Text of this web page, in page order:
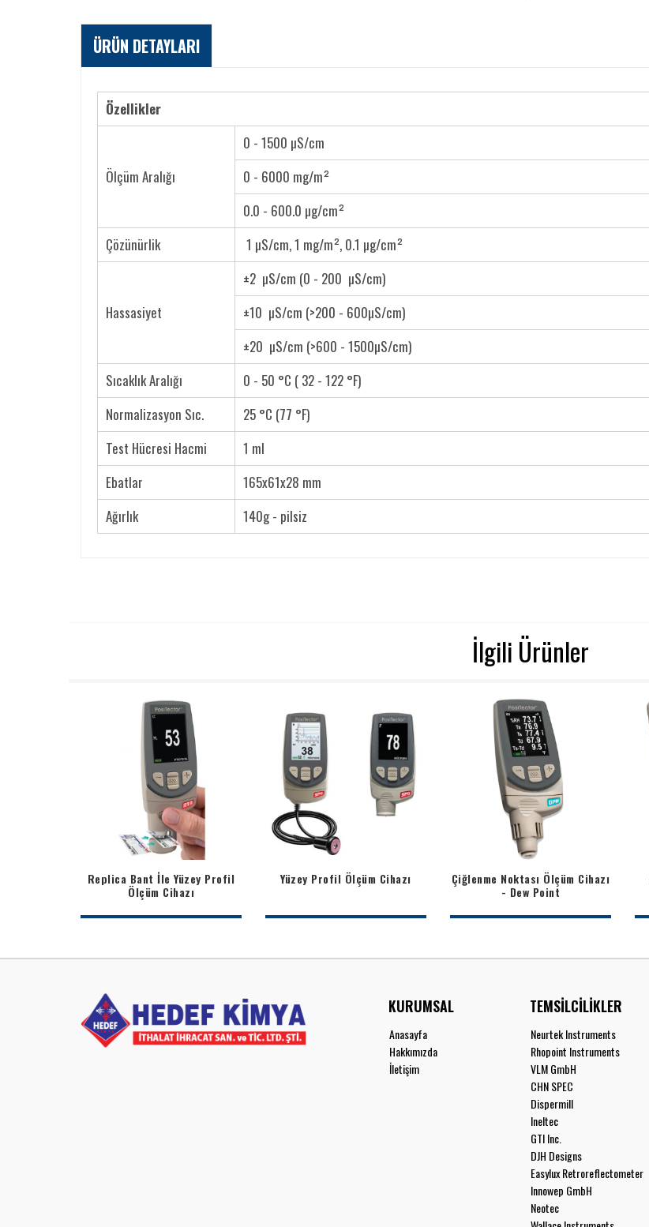
ÜRÜN DETAYLARI
Özellikler
Ölçüm Aralığı
0 - 1500 µS/cm
0 - 6000 mg/m²
0.0 - 600.0 µg/cm²
Çözünürlik
1 µS/cm, 1 mg/m², 0.1 µg/cm²
Hassasiyet
±2 µS/cm (0 - 200 µS/cm)
±10 µS/cm (>200 - 600µS/cm)
±20 µS/cm (>600 - 1500µS/cm)
Sıcaklık Aralığı
0 - 50 °C ( 32 - 122 °F)
Normalizasyon Sıc.
25 °C (77 °F)
Test Hücresi Hacmi
1 ml
Ebatlar
165x61x28 mm
Ağırlık
140g - pilsiz
İlgili Ürünler
Replica Bant İle Yüzey Profil
Ölçüm Cihazı
Yüzey Profil Ölçüm Cihazı
Çiğlenme Noktası Ölçüm Cihazı
- Dew Point
KURUMSAL
Anasayfa
Hakkımızda
İletişim
TEMSİLCİLİKLER
Neurtek Instruments
Rhopoint Instruments
VLM GmbH
CHN SPEC
Dispermill
Ineltec
GTI Inc.
DJH Designs
Easylux Retroreflectometer
Innowep GmbH
Neotec